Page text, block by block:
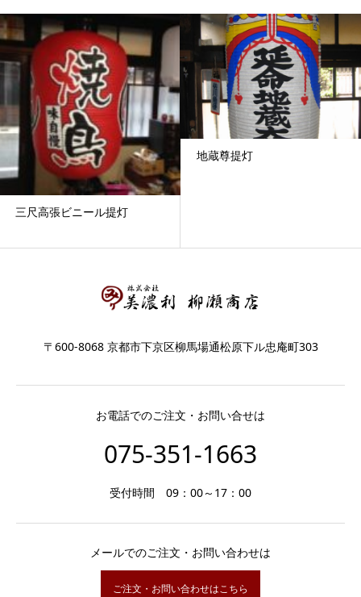
三尺高張ビニール提灯
地蔵尊提灯
〒600-8068 京都市下京区柳馬場通松原下ル忠庵町303
お電話でのご注文・お問い合せは
075-351-1663
受付時間 09：00～17：00
メールでのご注文・お問い合わせは
ご注文・お問い合わせはこちら